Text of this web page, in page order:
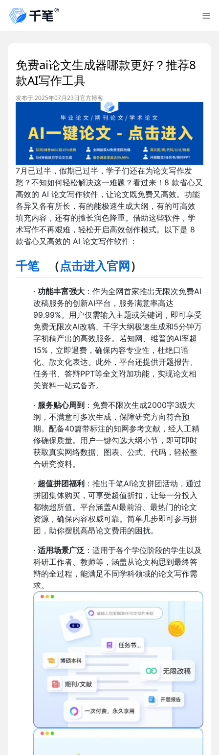
免费ai论文生成器哪款更好？推荐8
款AI写作工具
发布于 2025年07月23日官方博客
7月已过半，假期已过半，学子们还在为论文写作发
愁？不知如何轻松解决这一难题？看过来！8 款省心又
高效的 AI 论文写作软件，让论文既免费又高效。功能
各异又各有所长，有的能极速生成大纲，有的可高效
填充内容，还有的擅长润色降重。借助这些软件，学
术写作不再艰难，轻松开启高效创作模式。以下是 8
款省心又高效的 AI 论文写作软件：
千笔 （点击进入官网 ）
· 功能丰富强大 ：作为全网首家推出无限次免费AI
改稿服务的创新AI平台，服务满意率高达
99.99%。用户仅需输入主题或关键词，即可享受
免费无限次AI改稿、千字大纲极速生成和5分钟万
字初稿产出的高效服务。若知网、维普的AI率超
15%，立即退费，确保内容专业性，杜绝口语
化、散文化表达。此外，平台还提供开题报告、
任务书、答辩PPT等全文附加功能，实现论文相
关资料一站式备齐。
· 服务贴心周到 ：免费不限次生成2000字3级大
纲，不满意可多次生成，保障研究方向符合预
期。配备40篇带标注的知网参考文献，经人工精
修确保质量。用户一键勾选大纲小节，即可即时
获取真实网络数据、图表、公式、代码，轻松整
合研究资料。
· 超值拼团福利 ：推出千笔AI论文拼团活动，通过
拼团集体购买，可享受超值折扣，让每一分投入
都物超所值。平台涵盖AI最前沿、最热门的论文
资源，确保内容权威可靠。简单几步即可参与拼
团，助你摆脱高昂论文费用的困扰。
· 适用场景广泛 ：适用于各个学位阶段的学生以及
科研工作者、教师等，涵盖从论文构思到最终答
辩的全过程，能满足不同学科领域的论文写作需
求。